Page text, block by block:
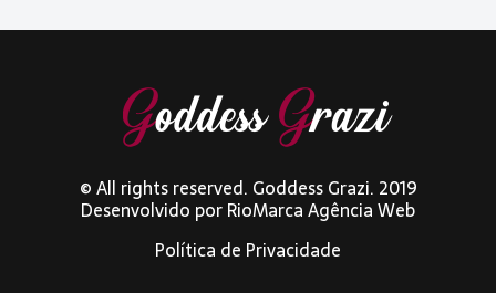
© All rights reserved. Goddess Grazi. 2019
Desenvolvido porRioMarca Agência Web
Política de Privacidade